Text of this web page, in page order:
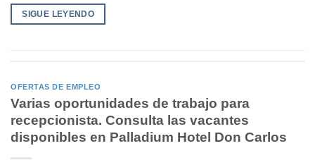
SIGUE LEYENDO
OFERTAS DE EMPLEO
Varias oportunidades de trabajo para
recepcionista. Consulta las vacantes
disponibles en Palladium Hotel Don Carlos